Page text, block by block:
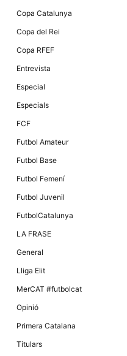
Copa Catalunya
Copa del Rei
Copa RFEF
Entrevista
Especial
Especials
FCF
Futbol Amateur
Futbol Base
Futbol Femení
Futbol Juvenil
FutbolCatalunya
LA FRASE
General
Lliga Elit
MerCAT #futbolcat
Opinió
Primera Catalana
Titulars